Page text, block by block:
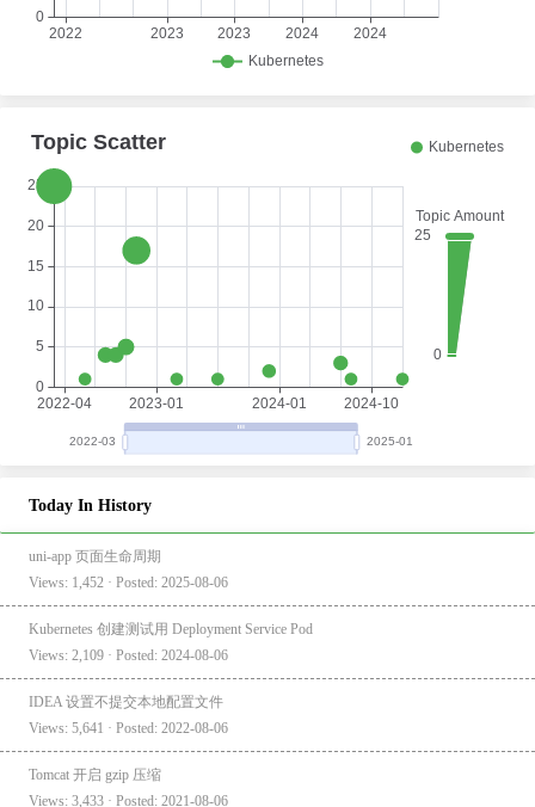
Today In History
uni-app 页面生命周期
Views: 1,452 · Posted: 2025-08-06
Kubernetes 创建测试用 Deployment Service Pod
Views: 2,109 · Posted: 2024-08-06
IDEA 设置不提交本地配置文件
Views: 5,641 · Posted: 2022-08-06
Tomcat 开启 gzip 压缩
Views: 3,433 · Posted: 2021-08-06